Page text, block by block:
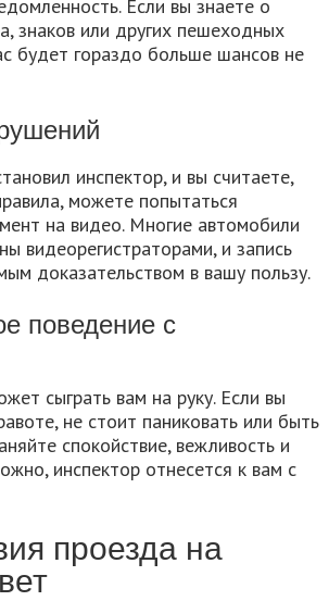
Если вы знаете о
знаков или других пешеходных
будет гораздо больше шансов не
инспектор, и вы считаете,
можете попытаться
на видео. Многие автомобили
видеорегистраторами, и запись
доказательством в вашу пользу.
поведение с
сыграть вам на руку. Если вы
не стоит паниковать или быть
спокойствие, вежливость и
инспектор отнесется к вам с
проезда на